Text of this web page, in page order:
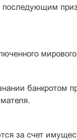
последующим
банкротом
за счет